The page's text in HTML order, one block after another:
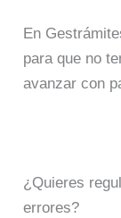
En
para que no
avanzar con
¿Quieres
errores?